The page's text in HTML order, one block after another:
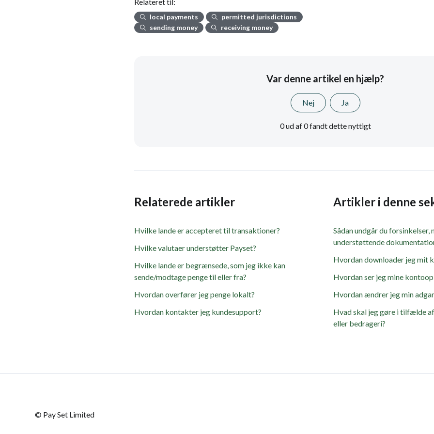
Relateret til:
local payments
permitted jurisdictions
sending money
receiving money
Var denne artikel en hjælp?
Nej Ja
0 ud af 0 fandt dette nyttigt
Relaterede artikler
Hvilke lande er accepteret til transaktioner?
Hvilke valutaer understøtter Payset?
Hvilke lande er begrænsede, som jeg ikke kan
sende/modtage penge til eller fra?
Hvordan overfører jeg penge lokalt?
Hvordan kontakter jeg kundesupport?
Artikler i denne
Sådan undgår du forsinkelser,
understøttende
Hvordan downloader jeg mit
Hvordan ser jeg mine
Hvordan ændrer jeg min
Hvad skal jeg gøre i tilfælde
eller bedrageri?
© Pay Set Limited